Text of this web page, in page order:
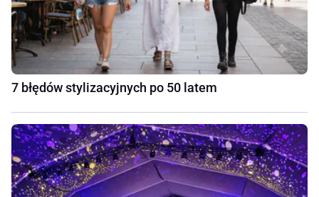
7 błędów stylizacyjnych po 50 latem